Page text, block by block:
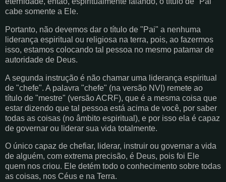
cabe somente a Ele.
Portanto, não devemos dar o título de "Pai" a nenhuma
liderança espiritual ou religiosa na terra, pois, ao fazermos
isso, estamos colocando tal pessoa no mesmo patamar de
autoridade de Deus.
A segunda instrução é não chamar uma liderança espiritual
de "chefe". A palavra "chefe" (na versão NVI) remete ao
título de "mestre" (versão ACRF), que é a mesma coisa que
estar dizendo que tal pessoa está acima de você, por saber
todas as coisas (no âmbito espiritual), e por isso ela é capaz
de governar ou liderar sua vida totalmente.
O único capaz de chefiar, liderar, instruir ou governar a vida
de alguém, com extrema precisão, é Deus, pois foi Ele
quem nos criou. Ele detém todo o conhecimento sobre todas
as coisas, nos Céus e na Terra.